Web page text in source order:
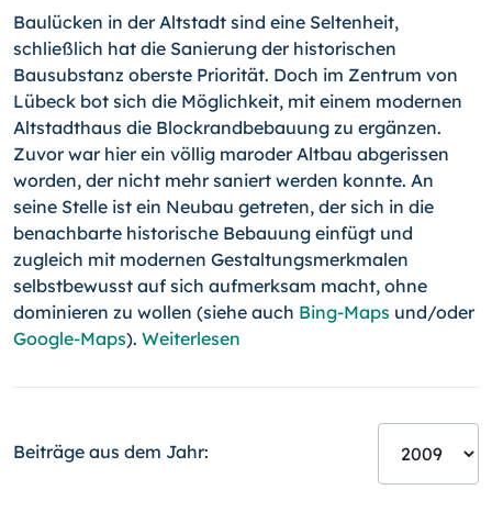
Baulücken in der Altstadt sind eine Seltenheit,
schließlich hat die Sanierung der historischen
Bausubstanz oberste Priorität. Doch im Zentrum von
Lübeck bot sich die Möglichkeit, mit einem modernen
Altstadthaus die Blockrandbebauung zu ergänzen.
Zuvor war hier ein völlig maroder Altbau abgerissen
worden, der nicht mehr saniert werden konnte. An
seine Stelle ist ein Neubau getreten, der sich in die
benachbarte historische Bebauung einfügt und
zugleich mit modernen Gestaltungsmerkmalen
selbstbewusst auf sich aufmerksam macht, ohne
dominieren zu wollen (siehe auch Bing-Maps und/oder
Google-Maps). Weiterlesen
Beiträge aus dem Jahr: